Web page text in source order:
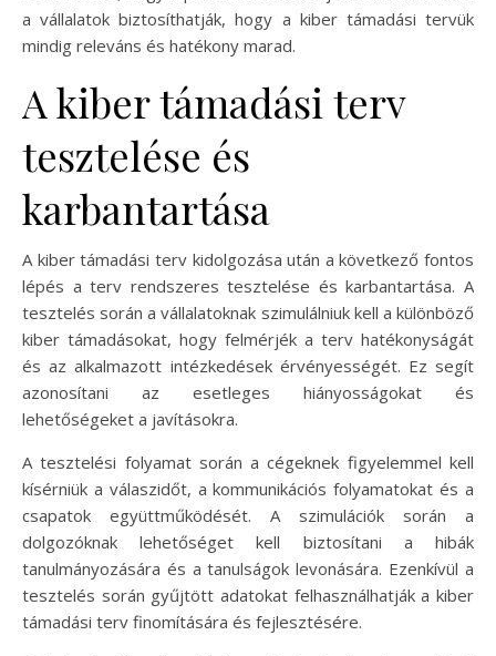
a vállalatok biztosíthatják, hogy a kiber támadási tervük
mindig releváns és hatékony marad.
A kiber támadási terv
tesztelése és
karbantartása
A kiber támadási terv kidolgozása után a következő fontos
lépés a terv rendszeres tesztelése és karbantartása. A
tesztelés során a vállalatoknak szimulálniuk kell a különböző
kiber támadásokat, hogy felmérjék a terv hatékonyságát
és az alkalmazott intézkedések érvényességét. Ez segít
azonosítani az esetleges hiányosságokat és
lehetőségeket a javításokra.
A tesztelési folyamat során a cégeknek figyelemmel kell
kísérniük a válaszidőt, a kommunikációs folyamatokat és a
csapatok együttműködését. A szimulációk során a
dolgozóknak lehetőséget kell biztosítani a hibák
tanulmányozására és a tanulságok levonására. Ezenkívül a
tesztelés során gyűjtött adatokat felhasználhatják a kiber
támadási terv finomítására és fejlesztésére.